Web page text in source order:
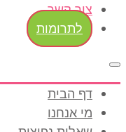
צור קשר
לתרומות
דף הבית
מי אנחנו